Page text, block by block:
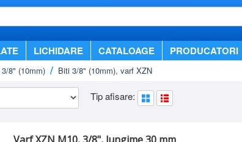
LICHIDARE CATALOAGE PRODUCATORI
8" (10mm) Biti 3/8" (10mm), varf XZN
Tip afisare: